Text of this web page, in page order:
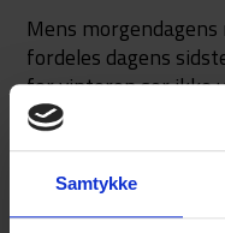
Samtykke
Mens
fordeles dagens
for vinteren ser ikke
København lige